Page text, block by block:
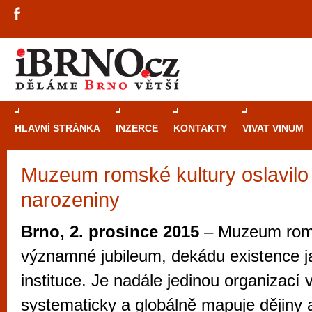
HLAVNÍ STRÁNKA INZERCE KONTAKTY VIVAT VINUM
Muzeum romské kultury
narozeniny
Brno, 2. prosince 2015 – Muzeum
významné jubileum, dekádu existence
instituce. Je nadále jedinou organizací
systematicky a globálně mapuje dějiny
Průvodce
Brno je
zajímavé
restaurace,
Mimo jiné je ale také místem, kde si